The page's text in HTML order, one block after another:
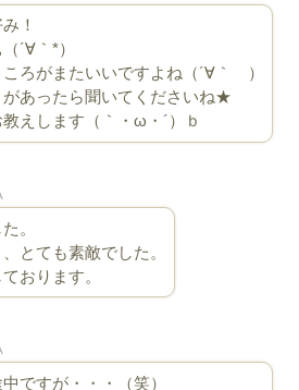
！
´∀｀*）
ろがまたいいですよね（´∀｀ ）
あったら聞いてくださいね★
えします（｀・ω・´）ｂ
。
とても素敵でした。
おります。
ですが・・・（笑）